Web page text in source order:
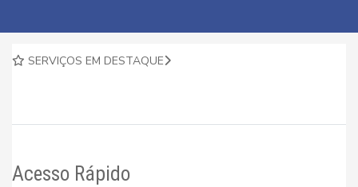
SERVIÇOS EM DESTAQUE
Acesso Rápido